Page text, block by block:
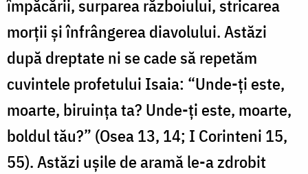
împăcării, surparea războiului, stricarea
morții și înfrângerea diavolului. Astăzi
după dreptate ni se cade să repetăm
cuvintele profetului Isaia: “Unde-ți este,
moarte, biruința ta? Unde-ți este, moarte,
boldul tău?” (Osea 13, 14; I Corinteni 15,
55). Astăzi ușile de aramă le-a zdrobit